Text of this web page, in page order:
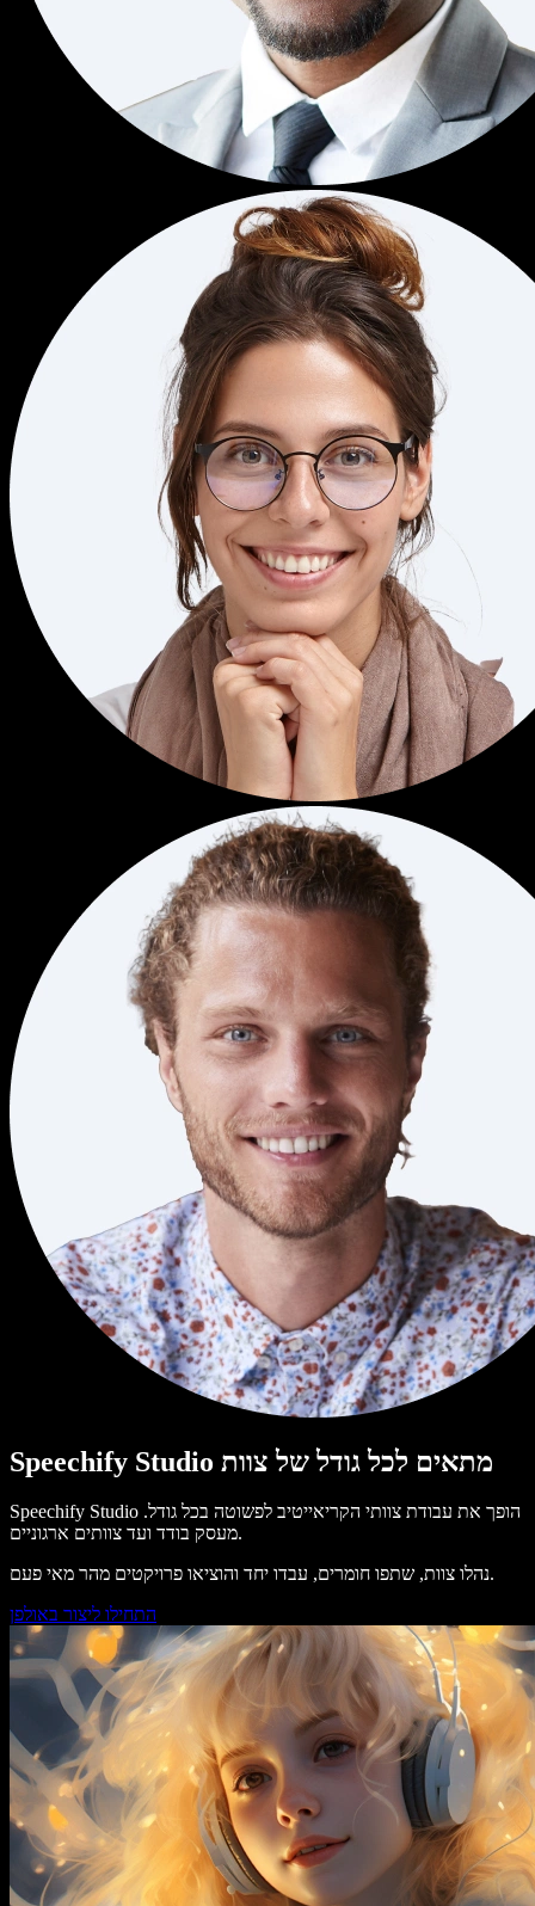
Speechify Studio מתאים לכל גודל של צוות
Speechify Studio הופך את עבודת צוותי הקריאייטיב לפשוטה בכל גודל.
מעסק בודד ועד צוותים ארגוניים.
נהלו צוות, שתפו חומרים, עבדו יחד והוציאו פרויקטים מהר מאי פעם.
התחילו ליצור באולפן